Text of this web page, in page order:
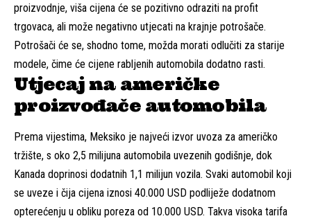
proizvodnje, viša cijena će se pozitivno odraziti na profit
trgovaca, ali može negativno utjecati na krajnje potrošače.
Potrošači će se, shodno tome, možda morati odlučiti za starije
modele, čime će cijene rabljenih automobila dodatno rasti.
Utjecaj na američke
proizvođače automobila
Prema vijestima, Meksiko je najveći izvor uvoza za američko
tržište, s oko 2,5 milijuna automobila uvezenih godišnje, dok
Kanada doprinosi dodatnih 1,1 milijun vozila. Svaki automobil koji
se uveze i čija cijena iznosi 40.000 USD podliježe dodatnom
opterećenju u obliku poreza od 10.000 USD. Takva visoka tarifa